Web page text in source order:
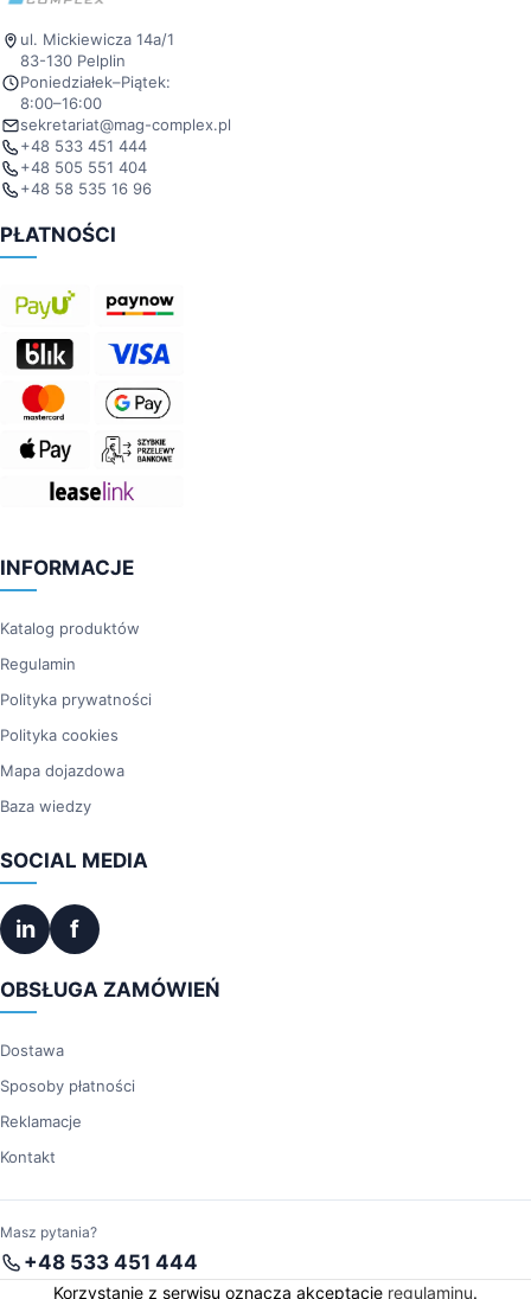
ul. Mickiewicza 14a/1
83-130 Pelplin
Poniedziałek–Piątek:
8:00–16:00
sekretariat@mag-complex.pl
+48 533 451 444
+48 505 551 404
+48 58 535 16 96
PŁATNOŚCI
INFORMACJE
Katalog produktów
Regulamin
Polityka prywatności
Polityka cookies
Mapa dojazdowa
Baza wiedzy
SOCIAL MEDIA
in f
OBSŁUGA ZAMÓWIEŃ
Dostawa
Sposoby płatności
Reklamacje
Kontakt
Masz pytania?
+48 533 451 444
Korzystanie z serwisu oznacza akceptację regulaminu.